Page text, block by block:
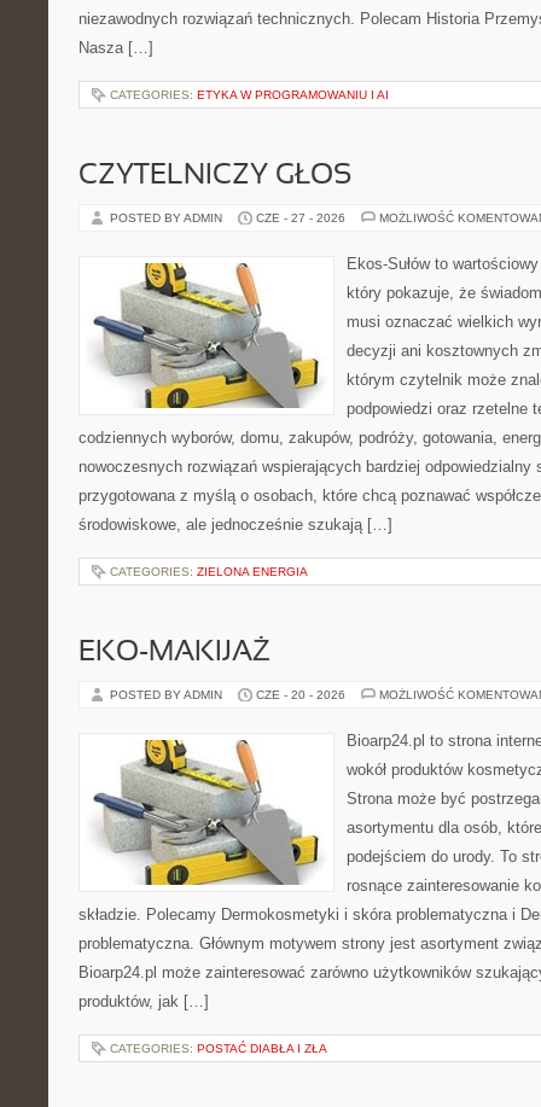
niezawodnych rozwiązań technicznych. Polecam Historia
Nasza […]
CATEGORIES: ETYKA W PROGRAMOWANIU I AI
CZYTELNICZY GŁOS
POSTED BY ADMIN CZE - 27 - 2026 MOŻLIWOŚĆ
Ekos-Sułów to
który pokazuje, że
musi oznaczać wielkich
decyzji ani kosztownych
którym czytelnik może
podpowiedzi oraz rzetelne
codziennych wyborów, domu, zakupów, podróży, gotowania,
nowoczesnych rozwiązań wspierających bardziej odpowiedzialny
przygotowana z myślą o osobach, które chcą poznawać
środowiskowe, ale jednocześnie szukają […]
CATEGORIES: ZIELONA ENERGIA
EKO-MAKIJAŻ
POSTED BY ADMIN CZE - 20 - 2026 MOŻLIWOŚĆ
Bioarp24.pl to strona
wokół produktów
Strona może być
asortymentu dla osób,
podejściem do urody. To
rosnące zainteresowanie
składzie. Polecamy Dermokosmetyki i skóra problematyczna i
problematyczna. Głównym motywem strony jest asortyment
Bioarp24.pl może zainteresować zarówno użytkowników
produktów, jak […]
CATEGORIES: POSTAĆ DIABŁA I ZŁA